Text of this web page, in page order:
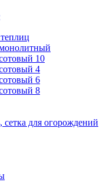
10
4
6
8
для огорождений